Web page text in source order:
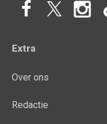
Extra
Over ons
Redactie